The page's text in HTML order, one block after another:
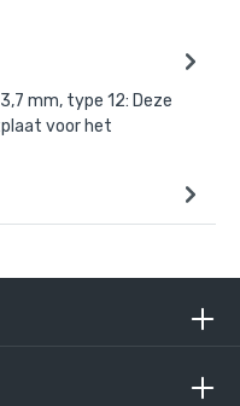
mm, type 12: Deze
voor het